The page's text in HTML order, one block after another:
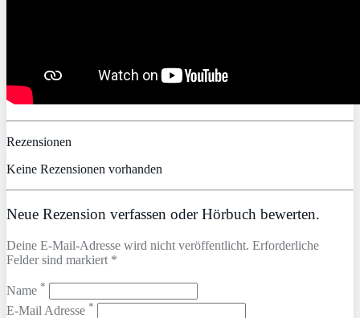
Rezensionen
Keine Rezensionen vorhanden
Neue Rezension verfassen oder Hörbuch bewerten.
Deine E-Mail-Adresse wird nicht veröffentlicht. Erforderliche
Felder sind markiert *
Name *
E-Mail Adresse *